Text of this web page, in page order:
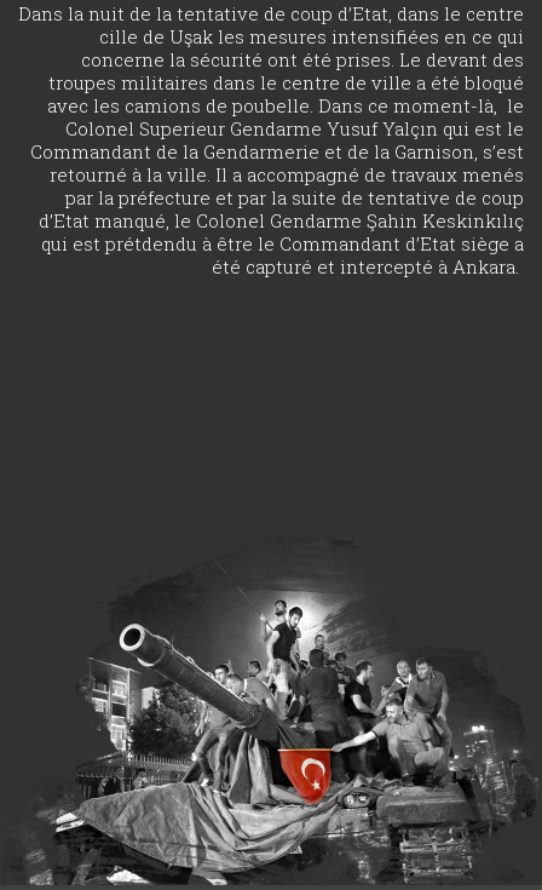
Dans la nuit de la tentative de coup d’Etat, dans le centre
cille de Uşak les mesures intensifiées en ce qui
concerne la sécurité ont été prises. Le devant des
troupes militaires dans le centre de ville a été bloqué
avec les camions de poubelle. Dans ce moment-là, le
Colonel Superieur Gendarme Yusuf Yalçın qui est le
Commandant de la Gendarmerie et de la Garnison, s’est
retourné à la ville. Il a accompagné de travaux menés
par la préfecture et par la suite de tentative de coup
d’Etat manqué, le Colonel Gendarme Şahin Keskinkılıç
qui est prétdendu à être le Commandant d’Etat siège a
été capturé et intercepté à Ankara.